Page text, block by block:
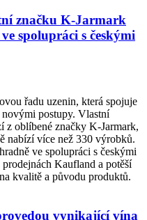
značku K-Jarmark
spolupráci s českými
řadu uzenin, která spojuje
novými postupy. Vlastní
z oblíbené značky K-Jarmark,
nabízí více než 330 výrobků.
ve spolupráci s českými
Kaufland a potěší
kvalitě a původu produktů.
vynikající vína